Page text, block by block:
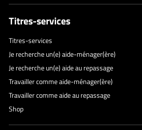
Titres-services
Titres-services
Je recherche un(e) aide-ménager(ère)
Je recherche un(e) aide au repassage
Travailler comme aide-ménager(ère)
Travailler comme aide au repassage
Shop